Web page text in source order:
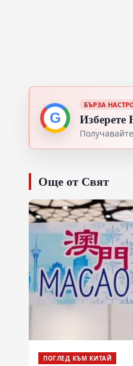
G
БЪРЗА
Изберете
Още от Свят
ПОГЛЕД КЪМ КИТАЙ